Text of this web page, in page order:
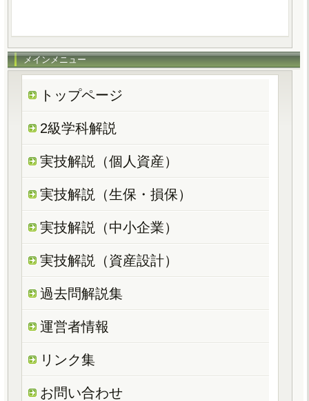
メインメニュー
トップページ
2級学科解説
実技解説（個人資産）
実技解説（生保・損保）
実技解説（中小企業）
実技解説（資産設計）
過去問解説集
運営者情報
リンク集
お問い合わせ